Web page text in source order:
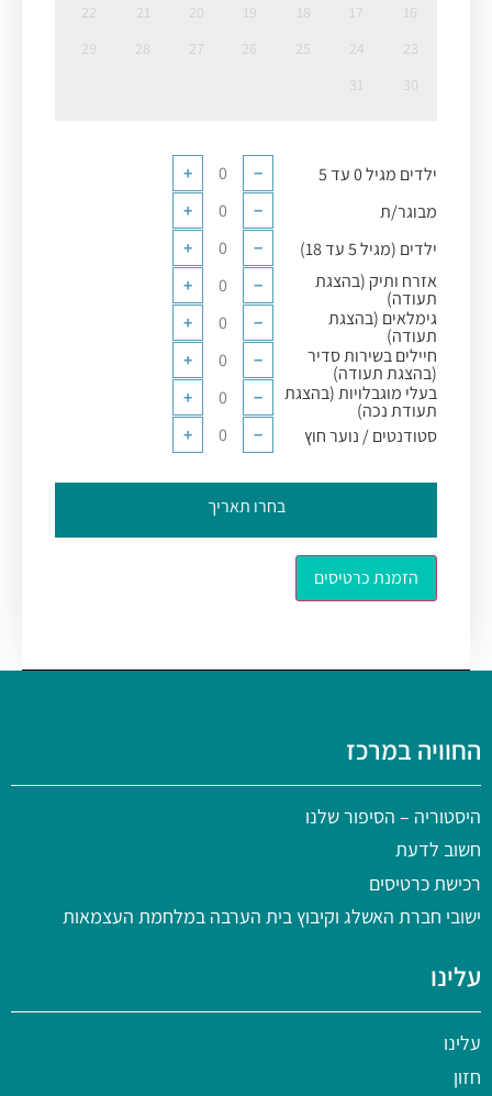
16
17
18
19
20
21
22
23
24
25
26
27
28
29
30
31
ילדים מגיל 0 עד 5 −
+
מבוגר/ת
−
+
ילדים (מגיל 5 עד 18)
−
+
אזרח ותיק (בהצגת
תעודה)
−
+
גימלאים (בהצגת
תעודה)
−
+
חיילים בשירות סדיר
(בהצגת תעודה)
−
+
בעלי מוגבלויות (בהצגת
תעודת נכה)
−
+
סטודנטים / נוער חוץ
−
+
בחרו תאריך
הזמנת כרטיסים
החוויה במרכז
היסטוריה – הסיפור שלנו
חשוב לדעת
רכישת כרטיסים
ישובי חברת האשלג וקיבוץ בית הערבה במלחמת העצמאות
עלינו
עלינו
חזון